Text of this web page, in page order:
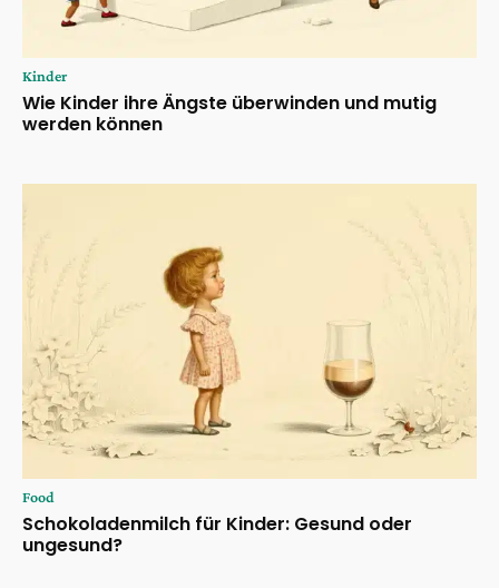
Kinder
Wie Kinder ihre Ängste überwinden und mutig
werden können
Food
Schokoladenmilch für Kinder: Gesund oder
ungesund?